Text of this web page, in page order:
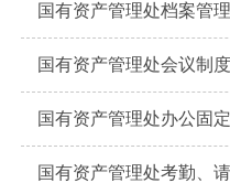
国有资产管理处档案管
国有资产管理处会议制
国有资产管理处办公固
国有资产管理处考勤、